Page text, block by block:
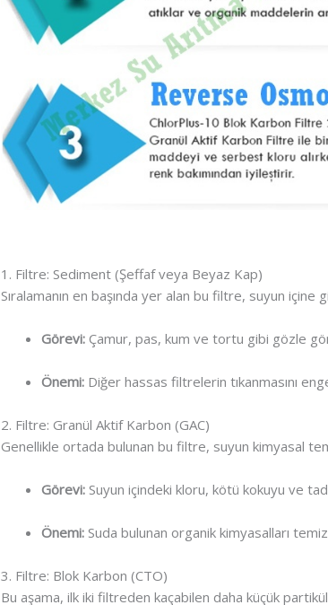
1. Filtre: Sediment (Şeffaf veya Beyaz Kap)
Sıralamanın en başında yer alan bu filtre, suyun
Görevi: Çamur, pas, kum ve tortu gibi gözle
Önemi: Diğer hassas filtrelerin tıkanmasını
2. Filtre: Granül Aktif Karbon (GAC)
Genellikle ortada bulunan bu filtre, suyun kimyasal
Görevi: Suyun içindeki kloru, kötü kokuyu ve
Önemi: Suda bulunan organik kimyasalları
3. Filtre: Blok Karbon (CTO)
Bu aşama, ilk iki filtreden kaçabilen daha küçük